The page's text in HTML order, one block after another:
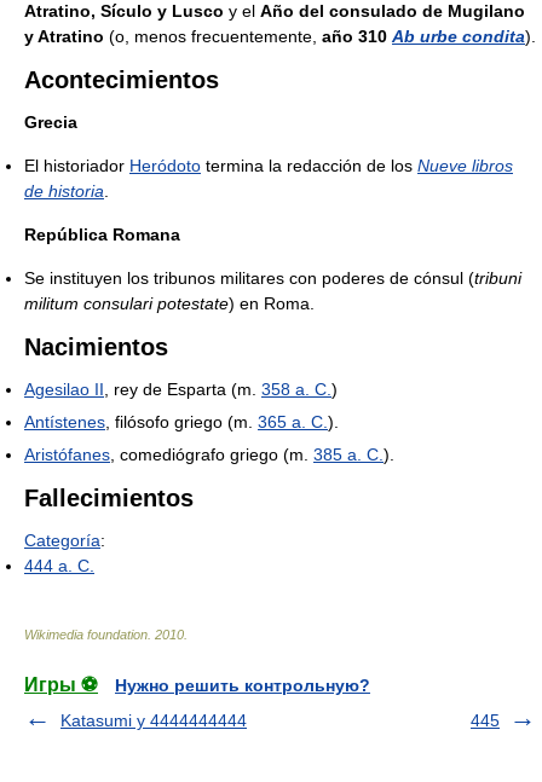
Atratino, Sículo y Lusco y el Año del consulado de Mugilano
y Atratino (o, menos frecuentemente, año 310 Ab urbe condita).
Acontecimientos
Grecia
El historiador Heródoto termina la redacción de los Nueve libros
de historia
República Romana
Se instituyen los tribunos militares con poderes de cónsul (tribuni
militum consulari potestate) en Roma.
Nacimientos
Agesilao II , rey de Esparta (m. 358 a. C. )
Antístenes , filósofo griego (m. 365 a. C. ).
Aristófanes , comediógrafo griego (m. 385 a. C. ).
Fallecimientos
Categoría:
444 a. C.
Wikimedia foundation 2010
Игры ⚽
Нужно решить контрольную?
Katasumi y 4444444444
445